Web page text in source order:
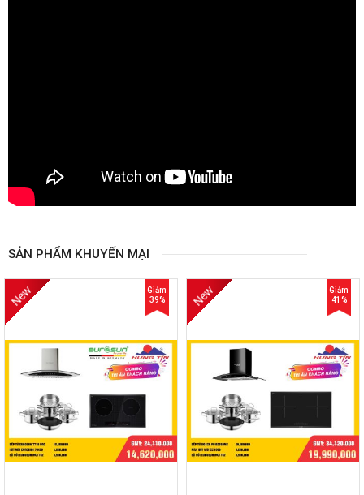
SẢN PHẨM KHUYẾN MẠI
Giảm
39%
New
Giảm
41%
New